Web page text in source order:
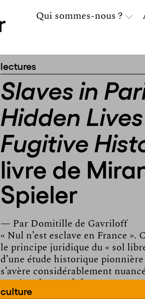
Qui sommes-nous ?
lectures
Slaves in
Hidden
Fugitive
livre de
Spieler
— Par Domitille de Gavriloff
« Nul n’est esclave en France ».
le principe juridique du « sol
d’une étude historique pionnière
s’avère considérablement
culture